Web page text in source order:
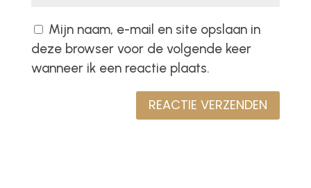
Mijn naam, e-mail en site opslaan in
deze browser voor de volgende keer
wanneer ik een reactie plaats.